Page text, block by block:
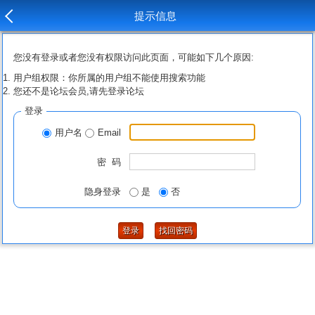
提示信息
您没有登录或者您没有权限访问此页面，可能如下几个原因:
用户组权限：你所属的用户组不能使用搜索功能
您还不是论坛会员,请先登录论坛
登录
用户名 Email
密 码
隐身登录 是 否